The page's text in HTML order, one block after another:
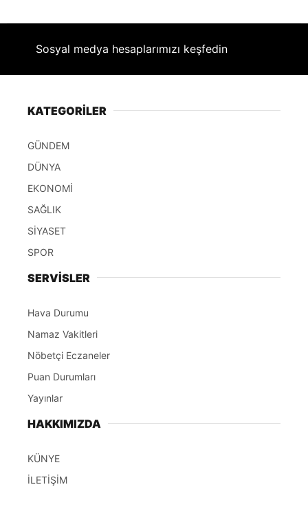
Sosyal medya hesaplarımızı keşfedin
KATEGORİLER
GÜNDEM
DÜNYA
EKONOMİ
SAĞLIK
SİYASET
SPOR
SERVİSLER
Hava Durumu
Namaz Vakitleri
Nöbetçi Eczaneler
Puan Durumları
Yayınlar
HAKKIMIZDA
KÜNYE
İLETİŞİM